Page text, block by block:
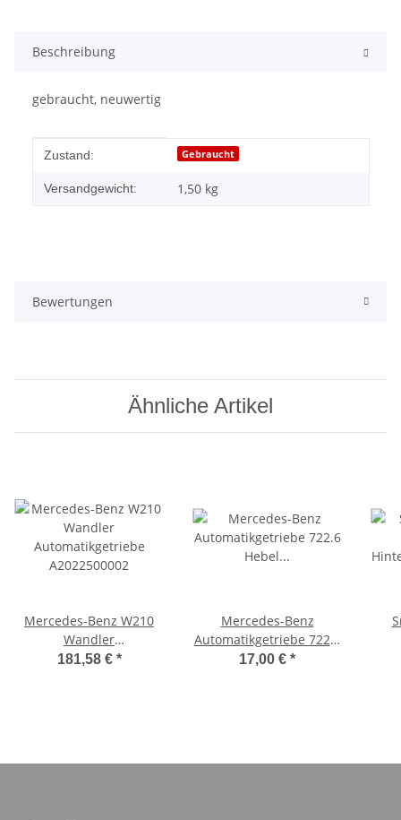
Beschreibung
gebraucht, neuwertig
Produkteigenschaft
Wert
Zustand: Gebraucht
Versandgewicht: 1,50 kg
Bewertungen
Ähnliche Artikel
Mercedes-Benz W210
Wandler
Automatikgetriebe
181,58 € *
Mercedes-Benz
Automatikgetriebe 722.6
Hebel
17,00 € *